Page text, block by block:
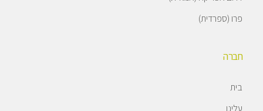
פרו (ספרדית)
חברה
בית
עלינו